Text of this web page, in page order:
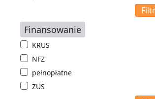
Finansowanie
KRUS
NFZ
pełnopłatne
ZUS